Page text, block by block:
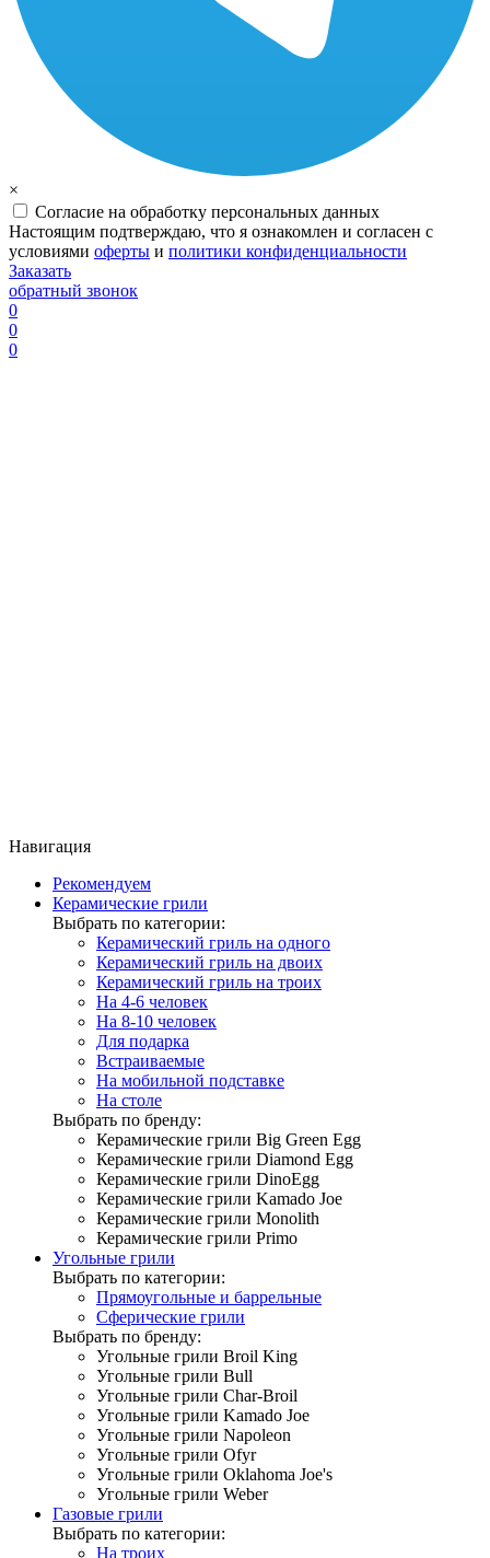
×
Согласие на обработку персональных данных
Настоящим подтверждаю, что я ознакомлен и согласен с
условиями оферты и политики конфиденциальности
Заказать
обратный звонок
0
0
0
Навигация
Рекомендуем
Керамические грили
Выбрать по категории:
Керамический гриль на одного
Керамический гриль на двоих
Керамический гриль на троих
На 4-6 человек
На 8-10 человек
Для подарка
Встраиваемые
На мобильной подставке
На столе
Выбрать по бренду:
Керамические грили Big Green Egg
Керамические грили Diamond Egg
Керамические грили DinoEgg
Керамические грили Kamado Joe
Керамические грили Monolith
Керамические грили Primo
Угольные грили
Выбрать по категории:
Прямоугольные и баррельные
Сферические грили
Выбрать по бренду:
Угольные грили Broil King
Угольные грили Bull
Угольные грили Char-Broil
Угольные грили Kamado Joe
Угольные грили Napoleon
Угольные грили Ofyr
Угольные грили Oklahoma Joe's
Угольные грили Weber
Газовые грили
Выбрать по категории:
На троих